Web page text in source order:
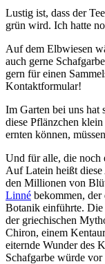
Lustig ist, dass der
grün wird. Ich hatte
Auf dem Elbwiesen
auch gerne
gern für einen
Kontaktformular!
Im Garten bei uns hat
diese Pflänzchen
ernten können,
Und für alle, die noch
Auf Latein heißt
den Millionen von
Linné bekommen,
Botanik einführte. Die
der griechischen
Chiron, einem
eiternde Wunder des
Schafgarbe würde